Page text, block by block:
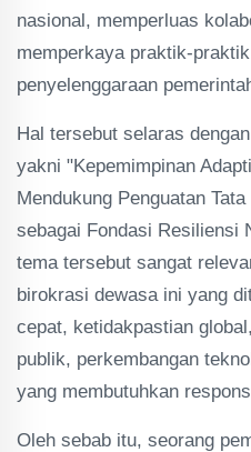
nasional, memperluas
memperkaya praktik-
penyelenggaraan
Hal tersebut selaras
yakni "Kepemimpinan
Mendukung Penguatan
sebagai Fondasi Resiliensi
tema tersebut sangat
birokrasi dewasa ini yang
cepat, ketidakpastian
publik, perkembangan
yang membutuhkan
Oleh sebab itu, seorang